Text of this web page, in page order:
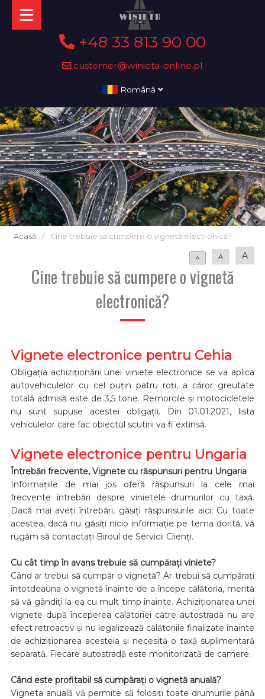
+48 33 813 90 00
customer@winieta-online.pl
Română
Acasă / Cine trebuie să cumpere o vignetă electronică?
A A A
Cine trebuie să cumpere o vignetă
electronică?
Vignete electronice pentru Cehia
Obligația achiziționării unei viniete electronice se va aplica
autovehiculelor cu cel puțin patru roți, a căror greutate
totală admisă este de 3,5 tone. Remorcile și motocicletele
nu sunt supuse acestei obligații. Din 01.01.2021, lista
vehiculelor care fac obiectul scutirii va fi extinsă.
Vignete electronice pentru Ungaria
Întrebări frecvente, Vignete cu răspunsuri pentru Ungaria
Informațiile de mai jos oferă răspunsuri la cele mai
frecvente întrebări despre vinietele drumurilor cu taxă.
Dacă mai aveți întrebări, găsiți răspunsurile aici; Cu toate
acestea, dacă nu găsiți nicio informație pe tema dorită, vă
rugăm să contactați Biroul de Servicii Clienți.
Cu cât timp în avans trebuie să cumpărați viniete?
Când ar trebui să cumpăr o vignetă? Ar trebui să cumpărați
întotdeauna o vignetă înainte de a începe călătoria, merită
să vă gândiți la ea cu mult timp înainte. Achiziționarea unei
vignete după începerea călătoriei către autostradă nu are
efect retroactiv și nu legalizează călătoriile finalizate înainte
de achiziționarea acesteia și necesită o taxă suplimentară
separată. Fiecare autostradă este monitorizată de camere.
Când este profitabil să cumpărați o vignetă anuală?
Vigneta anuală vă permite să folosiți toate drumurile până